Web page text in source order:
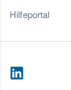
Hilfeportal